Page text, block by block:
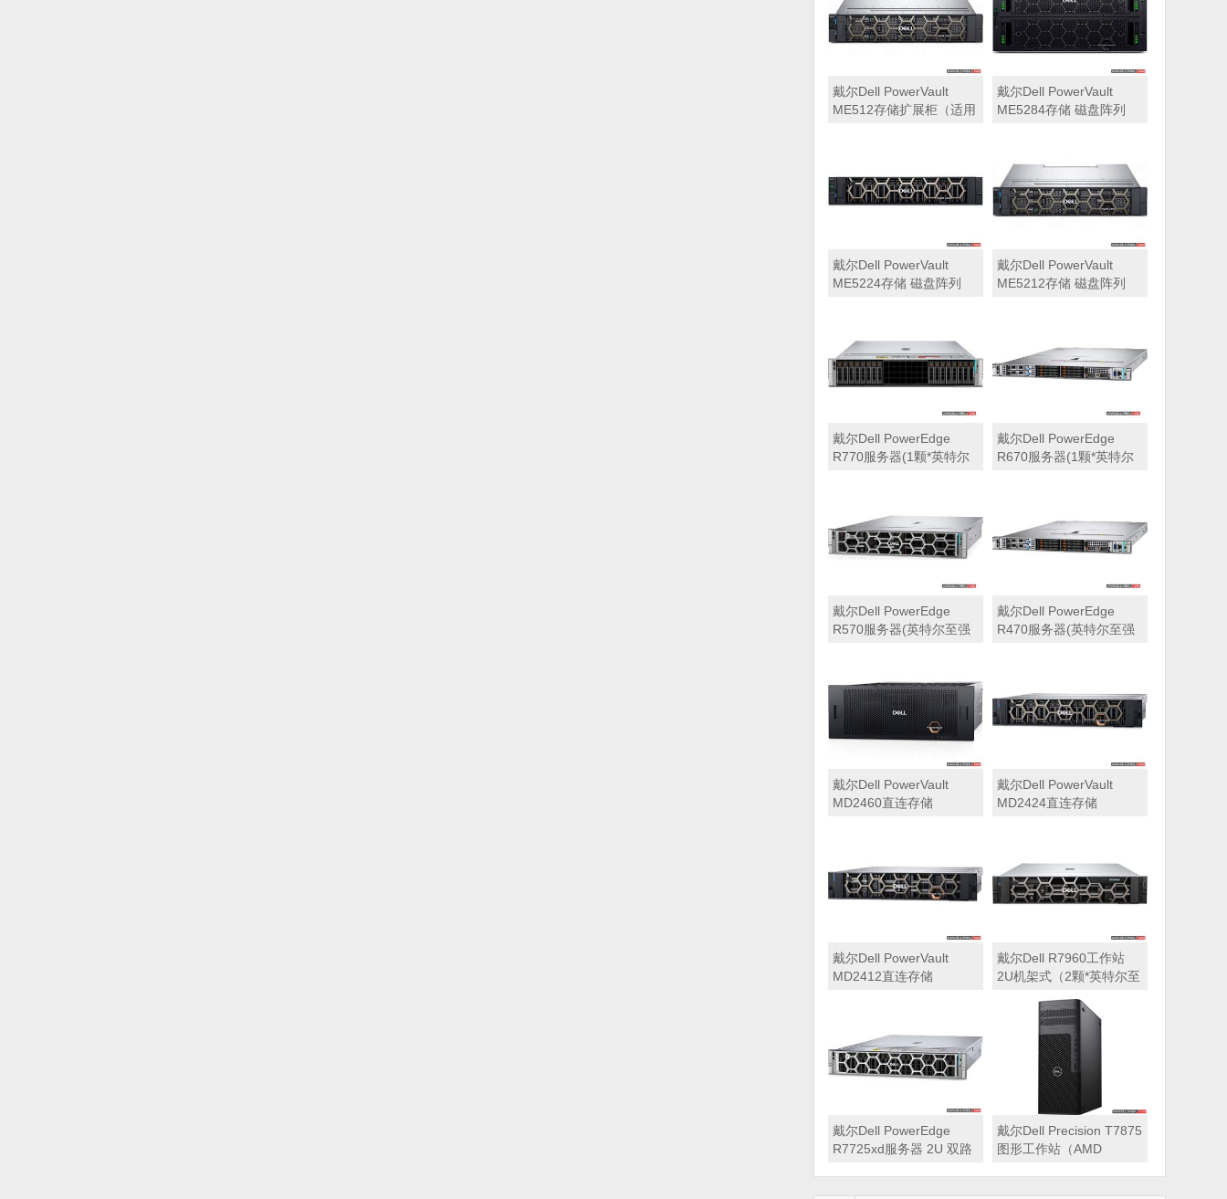
存储扩展）
戴尔Dell PowerVault
ME512存储扩展柜（适用
戴尔Dell PowerVault
ME5284存储 磁盘阵列
戴尔Dell PowerVault
ME5224存储 磁盘阵列
戴尔Dell PowerVault
ME5212存储 磁盘阵列
戴尔Dell PowerEdge
R770服务器(1颗*英特尔
PERC H965i阵列卡丨
800W双电源丨三年保修)
戴尔Dell PowerEdge
R670服务器(1颗*英特尔
PERC H965i阵列卡丨
800W双电源丨三年保修)
戴尔Dell PowerEdge
R570服务器(英特尔至强
SSD固态硬盘丨PERC
H965i阵列卡丨800W双电
源丨三年保修)
戴尔Dell PowerEdge
R470服务器(英特尔至强
H965i阵列卡丨800W双电
源丨三年保修)
戴尔Dell PowerVault
MD2460直连存储
戴尔Dell PowerVault
MD2424直连存储
戴尔Dell PowerVault
MD2412直连存储
戴尔Dell R7960工作站
2U机架式（2颗*英特尔至
十四核心丨256GB 内存
丨1T固态硬盘+2块*8TB
硬盘丨2*RTX A6000
48GB显卡丨2400W双电
源丨三年质保）
戴尔Dell PowerEdge
R7725xd服务器 2U 双路
戴尔Dell Precision T7875
图形工作站（AMD